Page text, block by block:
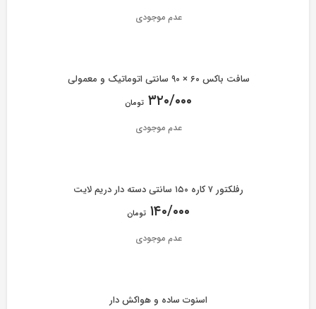
عدم موجودی
سافت باکس ۶۰ × ۹۰ سانتی اتوماتیک و معمولی
۳۲۰/۰۰۰ تومان
عدم موجودی
رفلکتور ۷ کاره ۱۵۰ سانتی دسته دار دریم لایت
۱۴۰/۰۰۰ تومان
عدم موجودی
اسنوت ساده و هواکش دار